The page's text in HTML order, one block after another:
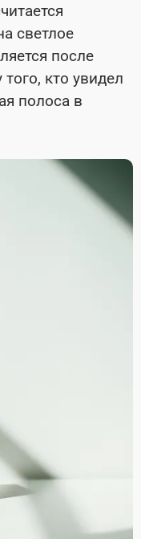
светлое
после
кто увидел
полоса в